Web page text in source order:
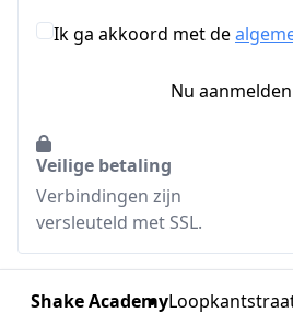
Ik ga akkoord met de
Nu aanmelden
Veilige betaling
Verbindingen zijn
versleuteld met SSL.
Shake Academy